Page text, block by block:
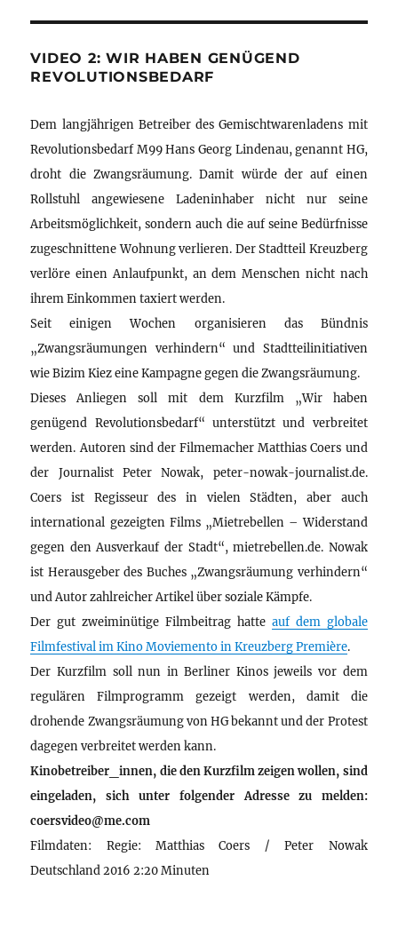
VIDEO 2: WIR HABEN GENÜGEND
REVOLUTIONSBEDARF
Dem langjährigen Betreiber des Gemischtwarenladens mit
Revolutionsbedarf M99 Hans Georg Lindenau, genannt HG,
droht die Zwangsräumung. Damit würde der auf einen
Rollstuhl angewiesene Ladeninhaber nicht nur seine
Arbeitsmöglichkeit, sondern auch die auf seine Bedürfnisse
zugeschnittene Wohnung verlieren. Der Stadtteil Kreuzberg
verlöre einen Anlaufpunkt, an dem Menschen nicht nach
ihrem Einkommen taxiert werden.
Seit einigen Wochen organisieren das Bündnis
„Zwangsräumungen verhindern“ und Stadtteilinitiativen
wie Bizim Kiez eine Kampagne gegen die Zwangsräumung.
Dieses Anliegen soll mit dem Kurzfilm „Wir haben
genügend Revolutionsbedarf“ unterstützt und verbreitet
werden. Autoren sind der Filmemacher Matthias Coers und
der Journalist Peter Nowak, peter-nowak-journalist.de.
Coers ist Regisseur des in vielen Städten, aber auch
international gezeigten Films „Mietrebellen – Widerstand
gegen den Ausverkauf der Stadt“, mietrebellen.de. Nowak
ist Herausgeber des Buches „Zwangsräumung verhindern“
und Autor zahlreicher Artikel über soziale Kämpfe.
Der gut zweiminütige Filmbeitrag hatte auf dem globale
Filmfestival im Kino Moviemento in Kreuzberg Première.
Der Kurzfilm soll nun in Berliner Kinos jeweils vor dem
regulären Filmprogramm gezeigt werden, damit die
drohende Zwangsräumung von HG bekannt und der Protest
dagegen verbreitet werden kann.
Kinobetreiber_innen, die den Kurzfilm zeigen wollen, sind
eingeladen, sich unter folgender Adresse zu melden:
coersvideo@me.com
Filmdaten: Regie: Matthias Coers / Peter Nowak
Deutschland 2016 2:20 Minuten